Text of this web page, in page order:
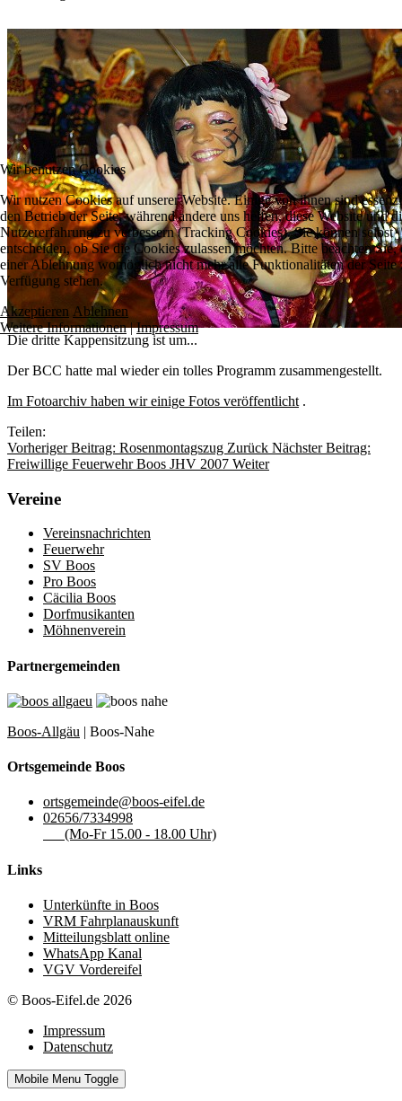
Die dritte Kappensitzung ist um...
Der BCC hatte mal wieder ein tolles Programm zusammengestellt.
Im Fotoarchiv haben wir einige Fotos veröffentlicht .
Teilen:
Vorheriger Beitrag: Rosenmontagszug Zurück Nächster Beitrag:
Freiwillige Feuerwehr Boos JHV 2007 Weiter
Vereine
Vereinsnachrichten
Feuerwehr
SV Boos
Pro Boos
Cäcilia Boos
Dorfmusikanten
Möhnenverein
Partnergemeinden
Boos-Allgäu | Boos-Nahe
Ortsgemeinde Boos
ortsgemeinde@boos-eifel.de
02656/7334998
(Mo-Fr 15.00 - 18.00 Uhr)
Links
Unterkünfte in Boos
VRM Fahrplanauskunft
Mitteilungsblatt online
WhatsApp Kanal
VGV Vordereifel
© Boos-Eifel.de 2026
Impressum
Datenschutz
Mobile Menu Toggle
Wir benutzen Cookies
Wir nutzen Cookies auf unserer Website. Einige von ihnen sind
den Betrieb der Seite, während andere uns helfen, diese Website und
Nutzererfahrung zu verbessern (Tracking Cookies). Sie können selbst
entscheiden, ob Sie die Cookies zulassen möchten. Bitte beachten Sie,
einer Ablehnung womöglich nicht mehr alle Funktionalitäten der Seite
Verfügung stehen.
Akzeptieren Ablehnen
Weitere Informationen|Impressum